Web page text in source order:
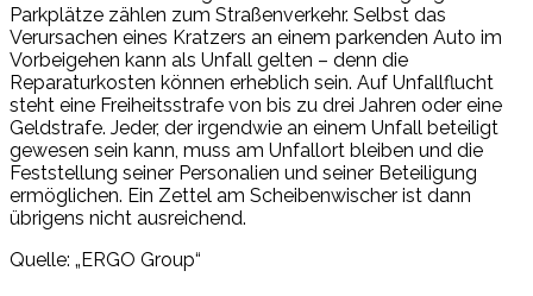
Parkplätze zählen zum Straßenverkehr. Selbst das
Verursachen eines Kratzers an einem parkenden Auto im
Vorbeigehen kann als Unfall gelten – denn die
Reparaturkosten können erheblich sein. Auf Unfallflucht
steht eine Freiheitsstrafe von bis zu drei Jahren oder eine
Geldstrafe. Jeder, der irgendwie an einem Unfall beteiligt
gewesen sein kann, muss am Unfallort bleiben und die
Feststellung seiner Personalien und seiner Beteiligung
ermöglichen. Ein Zettel am Scheibenwischer ist dann
übrigens nicht ausreichend.
Quelle: „ERGO Group“